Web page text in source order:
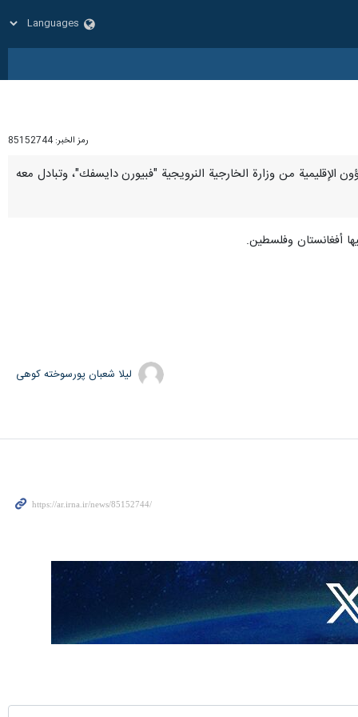
رمز الخبر: 85152744
الإقليمية من وزارة الخارجية النرويجية "فبيورن دايسفك"، وتبادل معه
أفغانستان وفلسطين.
لیلا شعبان پورسوخته کوهی